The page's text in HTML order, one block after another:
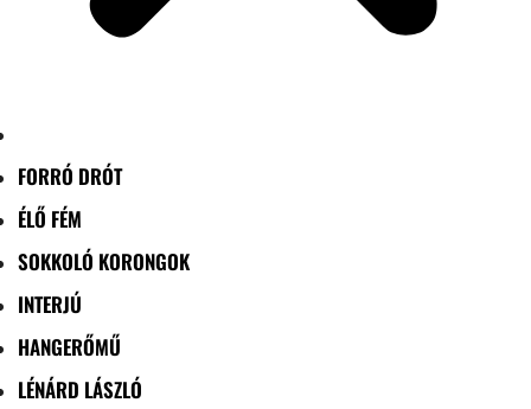
FORRÓ DRÓT
ÉLŐ FÉM
SOKKOLÓ KORONGOK
INTERJÚ
HANGERŐMŰ
LÉNÁRD LÁSZLÓ